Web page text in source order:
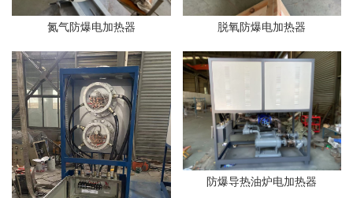
氮气防爆电加热器 脱氧防爆电加热器
防爆导热油炉电加热器